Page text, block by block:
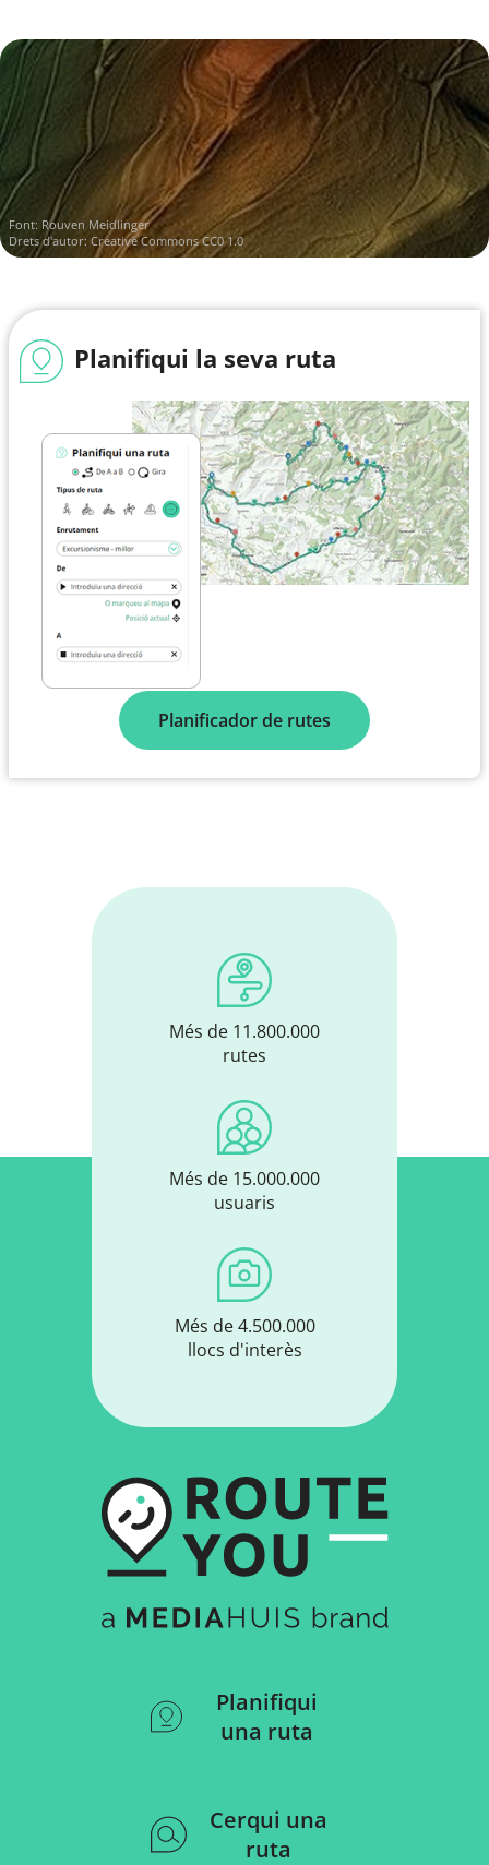
Font: Rouven Meidlinger
Drets d'autor: Creative Commons CC0 1.0
Planifiqui la seva ruta
Planificador de rutes
Més de 11.800.000
rutes
Més de 15.000.000
usuaris
Més de 4.500.000
llocs d'interès
Planifiqui
una ruta
Cerqui una
ruta